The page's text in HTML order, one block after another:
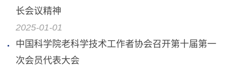
长会议精神
2025-01-01
中国科学院老科学技术工作者协会召开第十届第一
次会员代表大会